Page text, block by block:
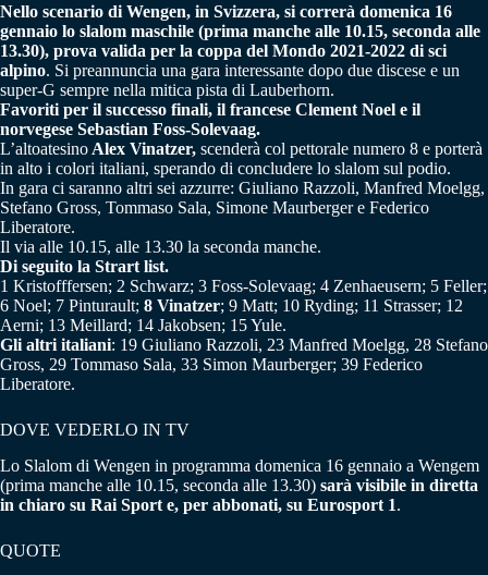
Nello scenario di Wengen, in Svizzera, si correrà domenica 16
gennaio lo slalom maschile (prima manche alle 10.15, seconda alle
13.30), prova valida per la coppa del Mondo 2021-2022 di sci
alpino. Si preannuncia una gara interessante dopo due discese e un
super-G sempre nella mitica pista di Lauberhorn.
Favoriti per il successo finali, il francese Clement Noel e il
norvegese Sebastian Foss-Solevaag.
L’altoatesino Alex Vinatzer, scenderà col pettorale numero 8 e porterà
in alto i colori italiani, sperando di concludere lo slalom sul podio.
In gara ci saranno altri sei azzurre: Giuliano Razzoli, Manfred Moelgg,
Stefano Gross, Tommaso Sala, Simone Maurberger e Federico
Liberatore.
Il via alle 10.15, alle 13.30 la seconda manche.
Di seguito la Strart list.
1 Kristofffersen; 2 Schwarz; 3 Foss-Solevaag; 4 Zenhaeusern; 5 Feller;
6 Noel; 7 Pinturault; 8 Vinatzer; 9 Matt; 10 Ryding; 11 Strasser; 12
Aerni; 13 Meillard; 14 Jakobsen; 15 Yule.
Gli altri italiani: 19 Giuliano Razzoli, 23 Manfred Moelgg, 28 Stefano
Gross, 29 Tommaso Sala, 33 Simon Maurberger; 39 Federico
Liberatore.
DOVE VEDERLO IN TV
Lo Slalom di Wengen in programma domenica 16 gennaio a Wengem
(prima manche alle 10.15, seconda alle 13.30) sarà visibile in diretta
in chiaro su Rai Sport e, per abbonati, su Eurosport 1.
QUOTE